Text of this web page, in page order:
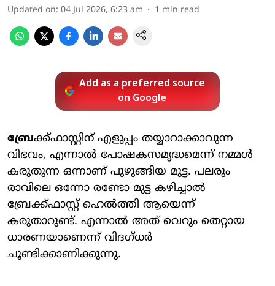
Updated on: 04 Jul 2026, 6:23 am 1 min read
Add as a preferred source
on Google
ബ്രേക്ക്ഫാസ്റ്റിന് എളുപ്പം തയ്യാറാക്കാവുന്ന
വിഭവം, എന്നാൽ പോഷകസമൃദ്ധമെന്ന് നമ്മൾ
കരുതുന്ന ഒന്നാണ് പുഴുങ്ങിയ മുട്ട. പലരും
രാവിലെ ഒന്നോ രണ്ടോ മുട്ട കഴിച്ചാൽ
ബ്രേക്ക്ഫാസ്റ്റ് ഹെൽത്തി ആയെന്ന്
കരുതാറുണ്ട്. എന്നാൽ അത് വെറും തെറ്റായ
ധാരണയാണെന്ന് വിദ​ഗ്ധർ
ചൂണ്ടിക്കാണിക്കുന്നു.